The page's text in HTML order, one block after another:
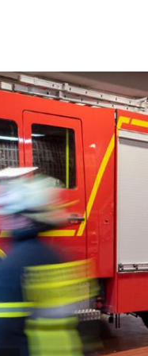
Leitung
Abteilungen
Fachgruppen
Alters- und
Fahrzeuge